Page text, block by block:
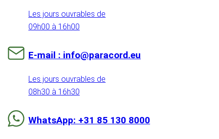
Les jours ouvrables de
09h00 à 16h00
E-mail : info@paracord.eu
Les jours ouvrables de
08h30 à 16h30
WhatsApp: +31 85 130 8000